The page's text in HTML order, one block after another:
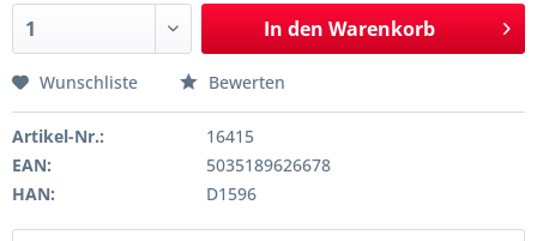
In den Warenkorb
Wunschliste Bewerten
Artikel-Nr.:
16415
EAN:
5035189626678
HAN:
D1596